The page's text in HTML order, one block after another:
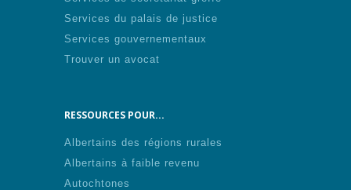
Services du palais de justice
Services gouvernementaux
Trouver un avocat
RESSOURCES POUR...
Albertains des régions rurales
Albertains à faible revenu
Autochtones